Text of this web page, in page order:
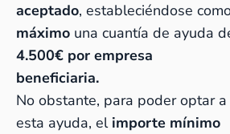
aceptado, estableciéndose
máximo una cuantía de ayuda
4.500€ por empresa
beneficiaria.
No obstante, para poder optar a
esta ayuda, el importe mínimo